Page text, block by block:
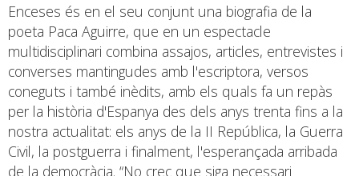
Enceses és en el seu conjunt una biografia de la
poeta Paca Aguirre, que en un espectacle
multidisciplinari combina assajos, articles, entrevistes i
converses mantingudes amb l'escriptora, versos
coneguts i també inèdits, amb els quals fa un repàs
per la història d'Espanya des dels anys trenta fins a la
nostra actualitat: els anys de la II República, la Guerra
Civil, la postguerra i finalment, l'esperançada arribada
de la democràcia. “No crec que siga necessari